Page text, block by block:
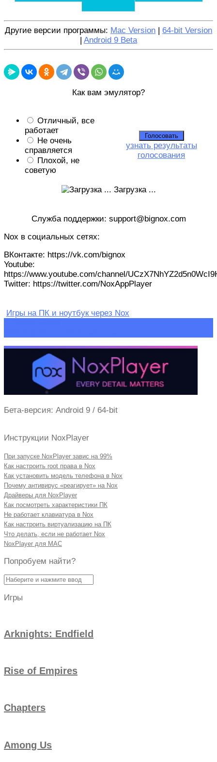
Другие версии программы: Mac Version | 64-bit Version
| Android 9 Beta
Как вам эмулятор?
Отличный, все
работает
Не очень
справляется
Плохой, не
советую
узнать результаты
голосования
Загрузка ...
Служба поддержки: support@bignox.com
Nox в социальных сетях:
ВКонтакте: https://vk.com/bignox
Youtube:
https://www.youtube.com/channel/
Twitter: https://twitter.com/NoxAppPlayer
Игры на ПК и ноутбук через Nox
по
записям
Бета-версия: Android 9 / 64-bit
Инструкции NoxPlayer
При запуске NoxPlayer завис на 99%
Как настроить root права в Nox
Как установить модель телефона в Nox
Почему антивирус «реагирует» на Nox
Драйверы для NoxPlayer
Как посмотреть характеристики ПК
Не работает клавиатура в Nox
Как настроить виртуализацию на ПК
Что делать, если не работает Nox
NoxPlayer для MAC
Попробуем найти?
Найти:
Игры
Arknights: Endfield
Rise of Empires
Chapters
Among Us